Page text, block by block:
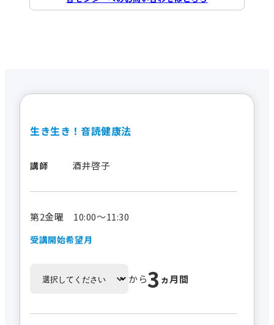
生き生き！音読健康法
講師 酒井啓子
第2金曜 10:00～11:30
受講開始希望月
から3 ヵ月間